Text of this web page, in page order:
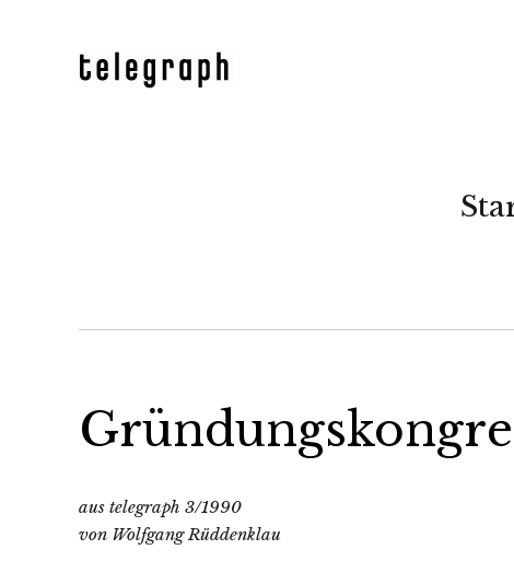
aus telegraph 3/1990
von Wolfgang Rüddenklau